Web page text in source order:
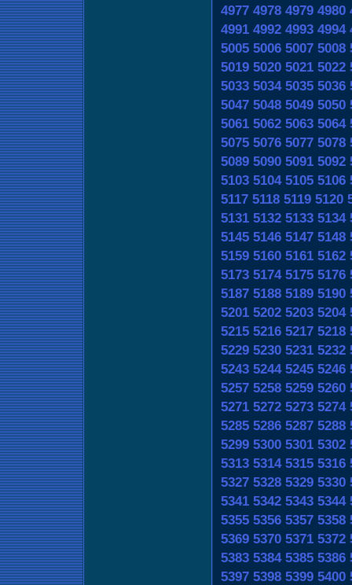
4977 4978 4979 4980
4991 4992 4993 4994
5005 5006 5007 5008
5019 5020 5021 5022
5033 5034 5035 5036
5047 5048 5049 5050
5061 5062 5063 5064
5075 5076 5077 5078
5089 5090 5091 5092
5103 5104 5105 5106
5117 5118 5119 5120
5131 5132 5133 5134
5145 5146 5147 5148
5159 5160 5161 5162
5173 5174 5175 5176
5187 5188 5189 5190
5201 5202 5203 5204
5215 5216 5217 5218
5229 5230 5231 5232
5243 5244 5245 5246
5257 5258 5259 5260
5271 5272 5273 5274
5285 5286 5287 5288
5299 5300 5301 5302
5313 5314 5315 5316
5327 5328 5329 5330
5341 5342 5343 5344
5355 5356 5357 5358
5369 5370 5371 5372
5383 5384 5385 5386
5397 5398 5399 5400